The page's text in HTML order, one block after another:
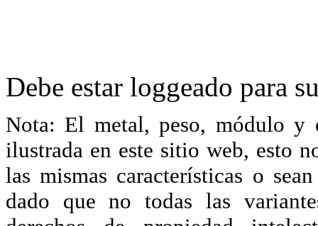
Debe estar loggeado para
Nota: El metal, peso, módulo y
ilustrada en este sitio web, esto
las mismas características o
dado que no todas las